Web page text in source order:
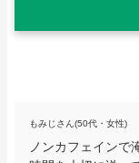
もみじさん(50代・女性)
ノンカフェインで